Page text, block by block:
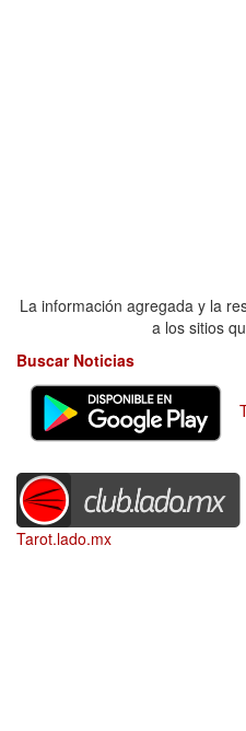
La información agregada y la
a los sitios
Buscar Noticias
Tarot.lado.mx